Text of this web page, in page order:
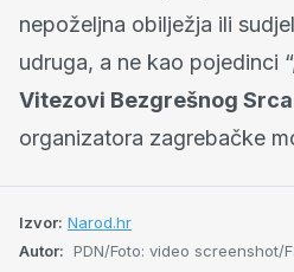
nepoželjna obilježja ili
udruga, a ne kao pojedinci
Vitezovi Bezgrešnog
organizatora zagrebačke
Izvor: Narod.hr
Autor: PDN/Foto: video screenshot/